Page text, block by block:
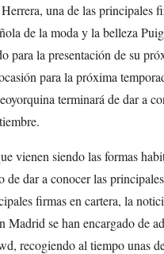
una de las principales
de la moda y la belleza
para la presentación de su
para la próxima
terminará de dar a
vienen siendo las formas
de dar a conocer las
firmas en cartera, la
Madrid se han encargado de
recogiendo al tiempo unas